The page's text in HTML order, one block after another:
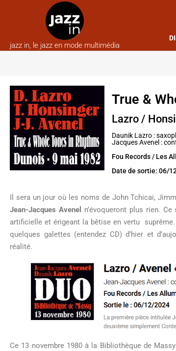
jazz in, le jazz en mode multimédia
True &
Lazro /
Daunik Lazro :
Jacques Avenel :
Fou Records / Les
Date de sortie: 06/
Il sera un jour où les noms de John Tchicai,
Jean-Jacques Avenel
n’évoqueront plus rien.
artificielle et érigeant la bêtise en vertu
quelques galettes (entendez CD) d’hier et
réalité.
Ce 13 novembre 1980 à la Bibliothèque de